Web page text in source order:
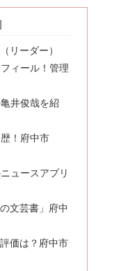
リーダー）
ィール！管理
井俊哉を紹
！府中市
ュースアプリ
文芸書」府中
価は？府中市